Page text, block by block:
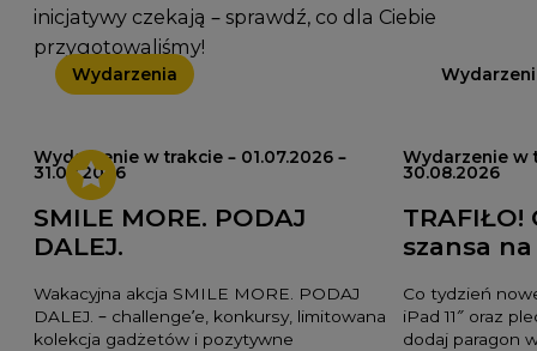
inicjatywy czekają – sprawdź, co dla Ciebie
przygotowaliśmy!
Wydarzenia
Wydarzenie w trakcie – 01.07.2026 –
31.08.2026
SMILE MORE. PODAJ
DALEJ.
Wakacyjna akcja SMILE MORE. PODAJ
DALEJ. – challenge’e, konkursy, limitowana
kolekcja gadżetów i pozytywne
Wydarzenie w
30.08.2026
szansa
Co tydzień
iPad 11″ oraz
dodaj paragon